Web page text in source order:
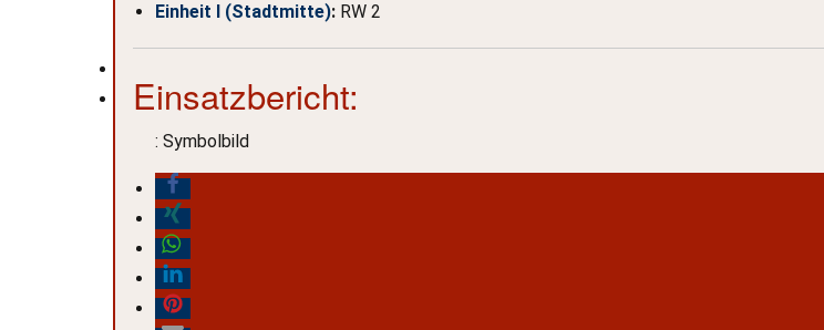
Einheit I (Stadtmitte): RW 2
Einsatzbericht:
: Symbolbild